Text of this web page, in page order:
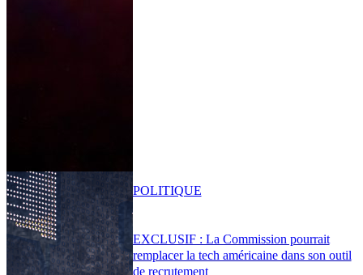
EXCLUSIF : La Commission pourrait
remplacer la tech américaine dans son outil
de recrutement
POLITIQUE